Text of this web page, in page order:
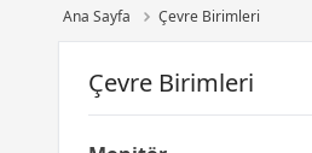
Ana Sayfa Çevre Birimleri
Çevre Birimleri